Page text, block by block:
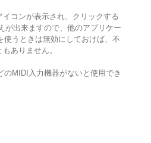
コンが表示され、クリックする
が出来ますので、他のアプリケー
使うときは無効にしておけば、不
ありません。
のMIDI入力機器がないと使用でき